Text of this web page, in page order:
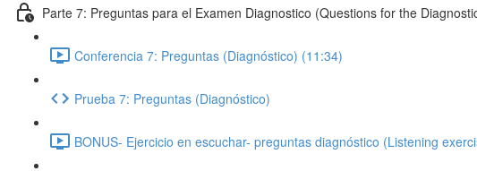
Parte 7: Preguntas para el Examen Diagnostico (Questions for the
Conferencia 7: Preguntas (Diagnóstico) (11:34)
Prueba 7: Preguntas (Diagnóstico)
BONUS- Ejercicio en escuchar- preguntas diagnóstico (Listening